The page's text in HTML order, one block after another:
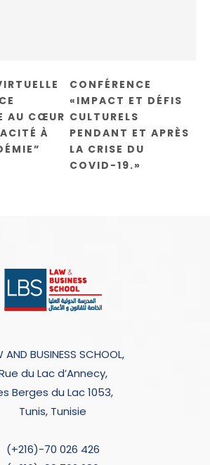
AU CŒUR
À
CONFÉRENCE
«IMPACT ET DÉFIS
CULTURELS
PENDANT ET APRÈS
LA CRISE DU
COVID-19.»
AND BUSINESS SCHOOL,
du Lac d’Annecy,
Berges du Lac 1053,
Tunis, Tunisie
(+216)-70 026 426